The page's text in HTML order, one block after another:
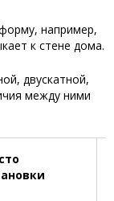
например,
к стене дома.
двускатной,
между ними